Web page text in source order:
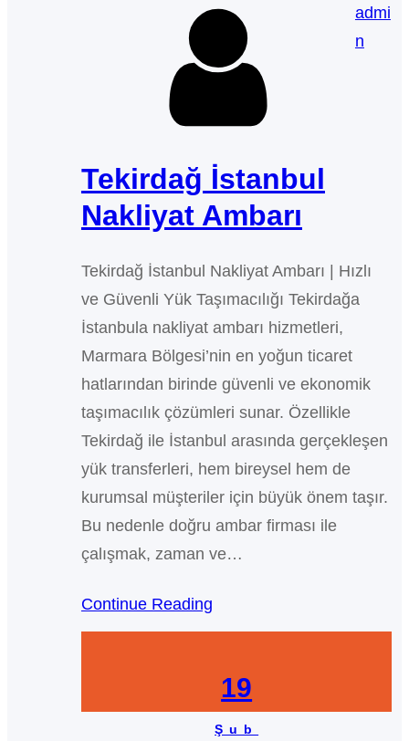
admi
n
Tekirdağ İstanbul
Nakliyat Ambarı
Tekirdağ İstanbul Nakliyat Ambarı | Hızlı
ve Güvenli Yük Taşımacılığı Tekirdağa
İstanbula nakliyat ambarı hizmetleri,
Marmara Bölgesi’nin en yoğun ticaret
hatlarından birinde güvenli ve ekonomik
taşımacılık çözümleri sunar. Özellikle
Tekirdağ ile İstanbul arasında gerçekleşen
yük transferleri, hem bireysel hem de
kurumsal müşteriler için büyük önem taşır.
Bu nedenle doğru ambar firması ile
çalışmak, zaman ve…
Continue Reading
19
Şub